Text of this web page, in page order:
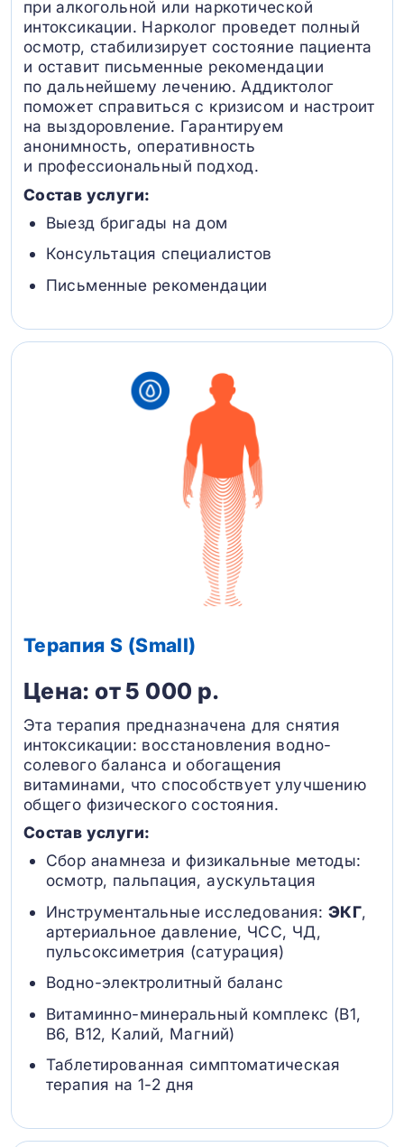
при алкогольной или наркотической
интоксикации. Нарколог проведет полный
осмотр, стабилизирует состояние пациента
и оставит письменные рекомендации
по дальнейшему лечению. Аддиктолог
поможет справиться с кризисом и настроит
на выздоровление. Гарантируем
анонимность, оперативность
и профессиональный подход.
Состав услуги:
Выезд бригады на дом
Консультация специалистов
Письменные рекомендации
Терапия S (Small)
Цена: от 5 000 р.
Эта терапия предназначена для снятия
интоксикации: восстановления водно-
солевого баланса и обогащения
витаминами, что способствует улучшению
общего физического состояния.
Состав услуги:
Сбор анамнеза и физикальные методы:
осмотр, пальпация, аускультация
Инструментальные исследования: ЭКГ,
артериальное давление, ЧСС, ЧД,
пульсоксиметрия (сатурация)
Водно-электролитный баланс
Витаминно-минеральный комплекс (B1,
B6, В12, Калий, Магний)
Таблетированная симптоматическая
терапия на 1-2 дня